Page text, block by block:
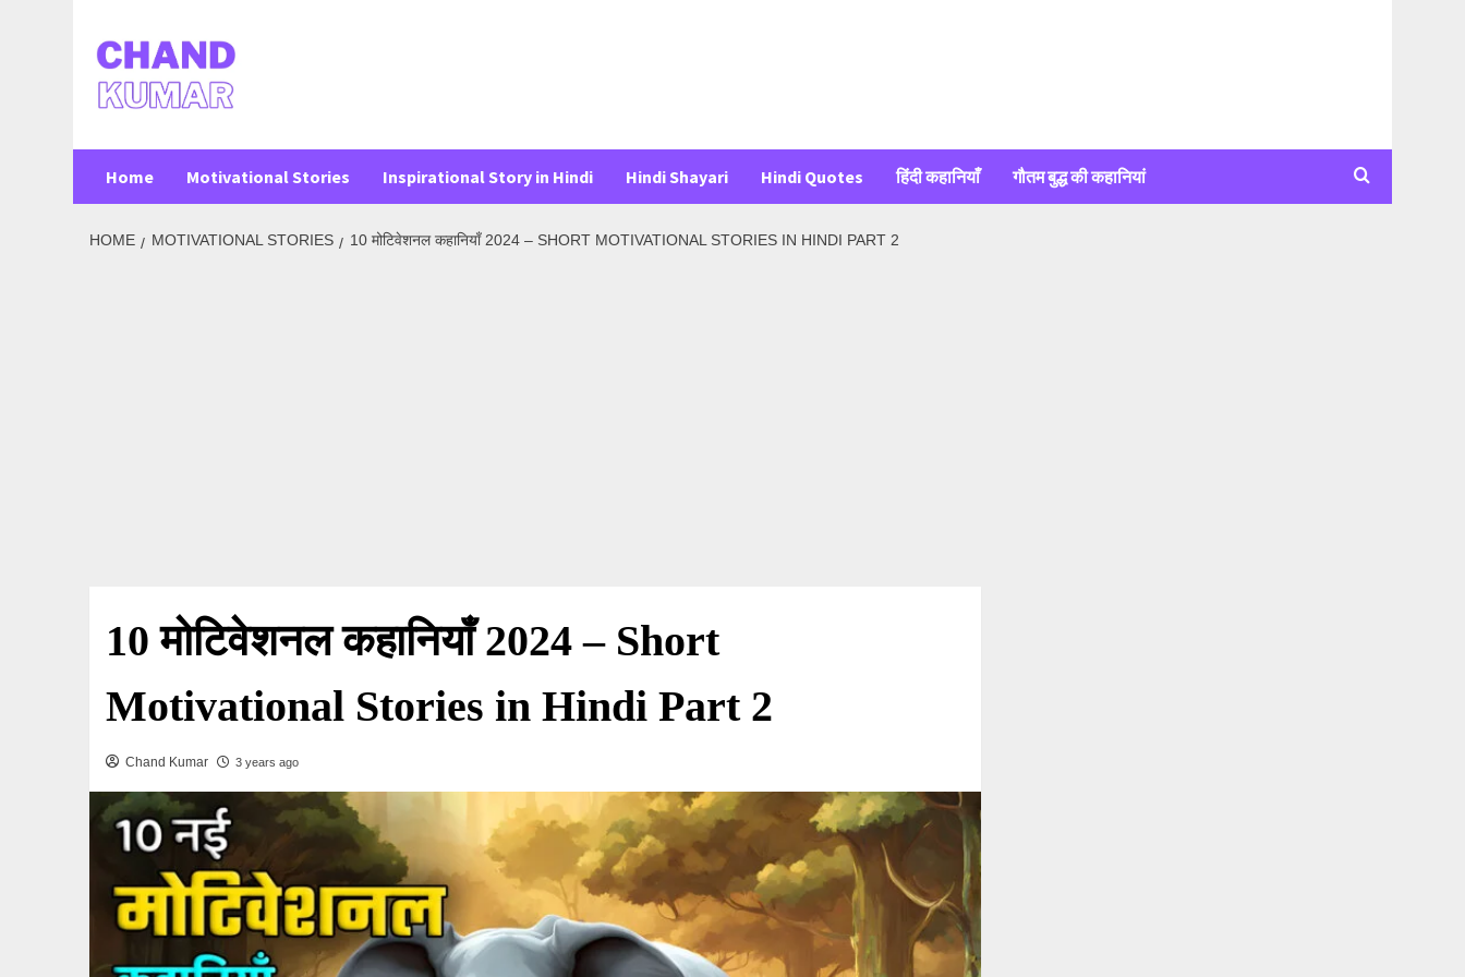
content
Home Motivational Stories Inspirational Story in Hindi Hindi Shayari Hindi Quotes हिंदी कहानियाँ गौतम बुद्ध की कहानियां
HOME MOTIVATIONAL STORIES 10 मोटिवेशनल कहानियाँ 2024 – SHORT MOTIVATIONAL STORIES IN HINDI PART 2
10 मोटिवेशनल कहानियाँ 2024 – Short
Motivational Stories in Hindi Part 2
Chand Kumar 3 years ago